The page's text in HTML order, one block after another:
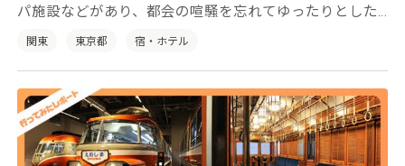
パ施設などがあり、都会の喧騒を忘れてゆったりとした
時間をお過ごしいただけます。
関東 東京都 宿・ホテル